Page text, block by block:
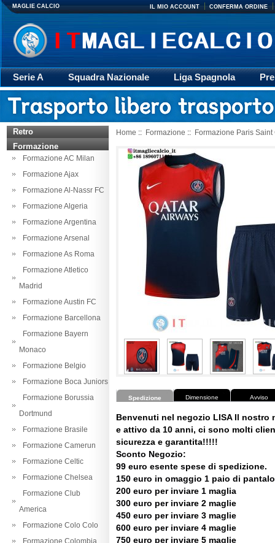
MAGLIE CALCIO IL MIO ACCOUNT CONFERMA ORDINE
Serie A Squadra Nazionale Liga Spagnola
Giacca
Rugby trasporto Retro
Retro
Formazione
Formazione AC Milan
Formazione Ajax
Formazione Al-Nassr FC
Formazione Algeria
Formazione Argentina
Formazione Arsenal
Formazione As Roma
Formazione Atletico
Madrid
Formazione Austin FC
Formazione Barcellona
Formazione Bayern
Monaco
Formazione Belgio
Formazione Boca Juniors
Formazione Borussia
Dortmund
Formazione Brasile
Formazione Camerun
Formazione Celtic
Formazione Chelsea
Formazione Club
America
Formazione Colo Colo
Formazione Colombia
Home :: Formazione :: Formazione Paris Saint
Spedizione Dimensione Avviso
Benvenuti nel negozio LISA Il nostro
e attivo da 10 anni, ci sono molti
sicurezza e garantita!!!!!
Sconto Negozio:
99 euro esente spese di spedizione.
150 euro in omaggio 1 paio di
200 euro per inviare 1 maglia
300 euro per inviare 2 maglie
450 euro per inviare 3 maglie
600 euro per inviare 4 maglie
750 euro per inviare 5 maglie